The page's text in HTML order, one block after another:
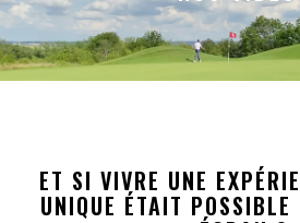
ET SI VIVRE UNE
UNIQUE ÉTAIT POSSIBLE